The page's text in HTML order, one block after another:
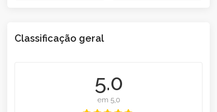
Hóspedes Recebidos
Classificação geral
5.0
em 5,0